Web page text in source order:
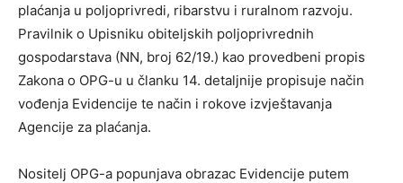
plaćanja u poljoprivredi, ribarstvu i ruralnom razvoju.
Pravilnik o Upisniku obiteljskih poljoprivrednih
gospodarstava (NN, broj 62/19.) kao provedbeni propis
Zakona o OPG-u u članku 14. detaljnije propisuje način
vođenja Evidencije te način i rokove izvještavanja
Agencije za plaćanja.
Nositelj OPG-a popunjava obrazac Evidencije putem